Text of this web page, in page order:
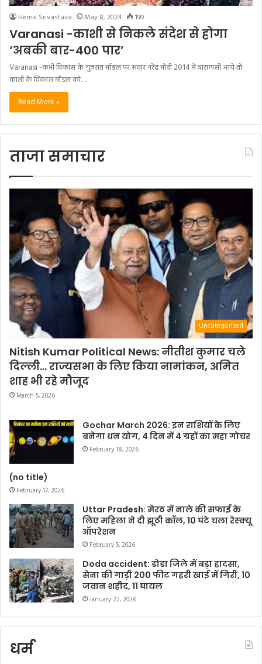
Hema Srivastava May 8, 2024 190
Varanasi -काशी से निकले संदेश से होगा
‘अबकी बार-400 पार’
Varanasi -कभी विकास के गुजरात मॉडल पर सवार नरेंद्र मोदी 2014 में वाराणसी आये तो
काशी के विकास मॉडल को…
Read More »
ताजा समाचार
Uncategorized
Nitish Kumar Political News: नीतीश कुमार चले
दिल्ली… राज्यसभा के लिए किया नामांकन, अमित
शाह भी रहे मौजूद
March 5, 2026
Gochar March 2026: इन राशियों के लिए
बनेगा धन योग, 4 दिन में 4 ग्रहों का महा गोचर
February 18, 2026
(no title)
February 17, 2026
Uttar Pradesh: मेरठ में नाले की सफाई के
लिए महिला ने दी झूठी कॉल, 10 घंटे चला रेस्क्यू
ऑपरेशन
February 5, 2026
Doda accident: डोडा जिले में बड़ा हादसा,
सेना की गाड़ी 200 फीट गहरी खाई में गिरी, 10
जवान शहीद, 11 घायल
January 22, 2026
धर्म